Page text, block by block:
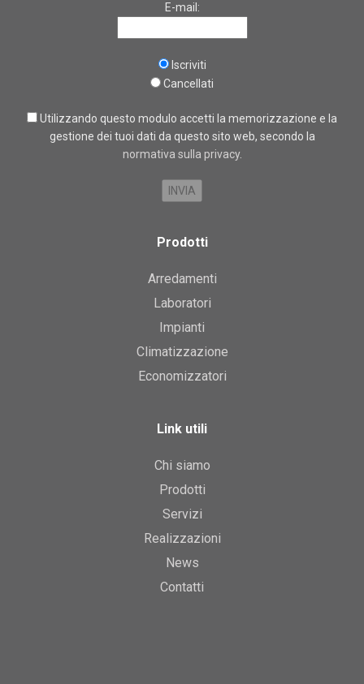
E-mail:
Iscriviti
Cancellati
Utilizzando questo modulo accetti la memorizzazione e la
gestione dei tuoi dati da questo sito web, secondo la
normativa sulla privacy.
Prodotti
Arredamenti
Laboratori
Impianti
Climatizzazione
Economizzatori
Link utili
Chi siamo
Prodotti
Servizi
Realizzazioni
News
Contatti